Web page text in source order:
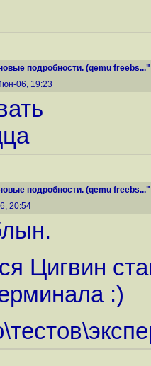
подробности. (qemu freebs..."
06, 19:23
подробности. (qemu freebs..."
20:54
Цигвин
:)